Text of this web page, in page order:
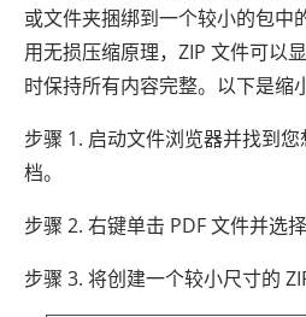
或文件夹捆绑到一个较小的包中
用无损压缩原理，ZIP 文件可以
时保持所有内容完整。以下是缩
步骤 1. 启动文件浏览器并找到
档。
步骤 2. 右键单击​​ PDF 文件并选择
步骤 3. 将创建一个较小尺寸的